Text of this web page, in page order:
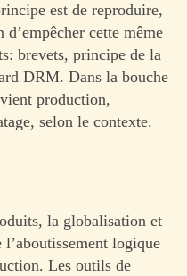
est de reproduire,
cette même
brevets, principe de la
DRM. Dans la bouche
production,
selon le contexte.
la globalisation et
logique
Les outils de